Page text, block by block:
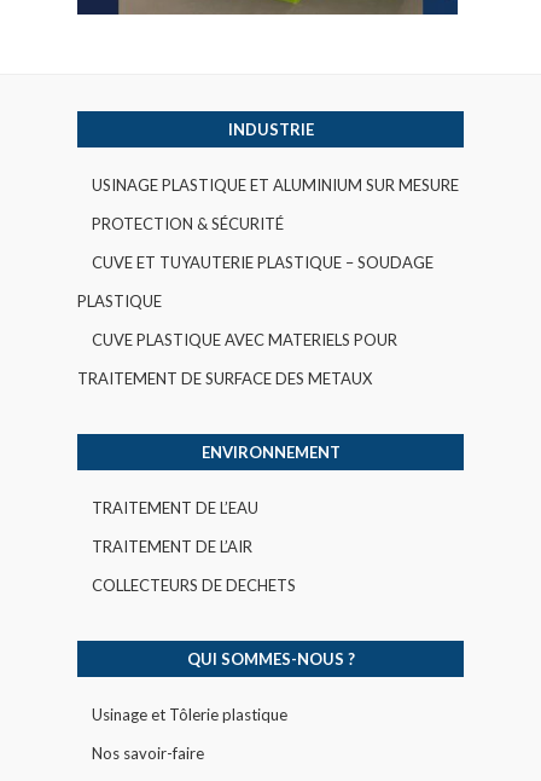
INDUSTRIE
USINAGE PLASTIQUE ET ALUMINIUM SUR MESURE
PROTECTION & SÉCURITÉ
CUVE ET TUYAUTERIE PLASTIQUE – SOUDAGE
PLASTIQUE
CUVE PLASTIQUE AVEC MATERIELS POUR
TRAITEMENT DE SURFACE DES METAUX
ENVIRONNEMENT
TRAITEMENT DE L’EAU
TRAITEMENT DE L’AIR
COLLECTEURS DE DECHETS
QUI SOMMES-NOUS ?
Usinage et Tôlerie plastique
Nos savoir-faire